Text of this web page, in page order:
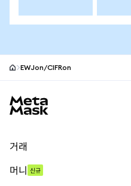
EWJon/CIFRon
거래
머니 신규